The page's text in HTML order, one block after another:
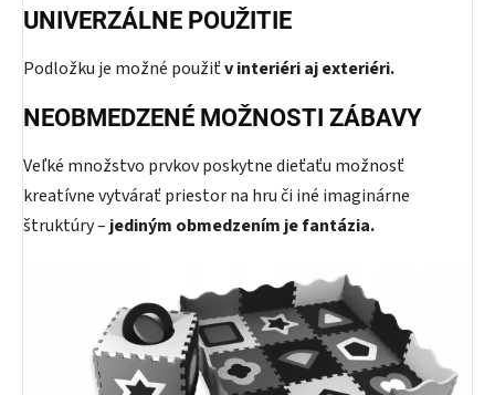
UNIVERZÁLNE POUŽITIE
Podložku je možné použiťv interiéri aj exteriéri.
NEOBMEDZENÉ MOŽNOSTI ZÁBAVY
Veľké množstvo prvkov poskytne dieťaťu možnosť
kreatívne vytvárať priestor na hru či iné imaginárne
štruktúry – jediným obmedzením je fantázia.